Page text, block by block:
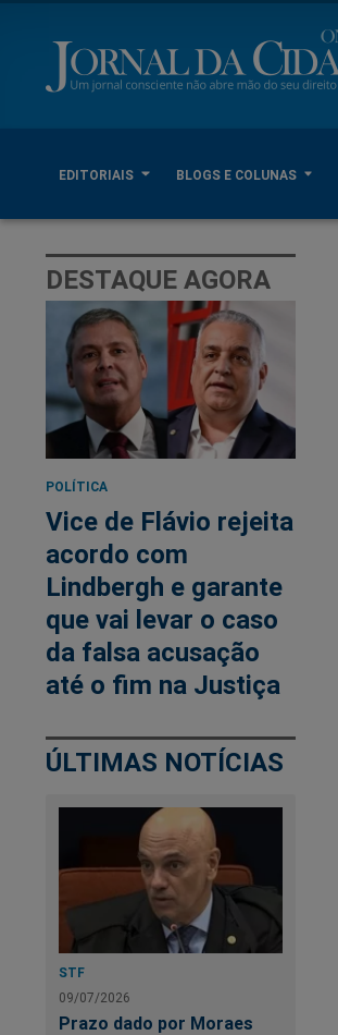
EDITORIAIS BLOGS E COLUNAS
DESTAQUE AGORA
POLÍTICA
Vice de Flávio rejeita
acordo com
Lindbergh e garante
que vai levar o caso
da falsa acusação
até o fim na Justiça
ÚLTIMAS NOTÍCIAS
STF
09/07/2026
Prazo dado por Moraes